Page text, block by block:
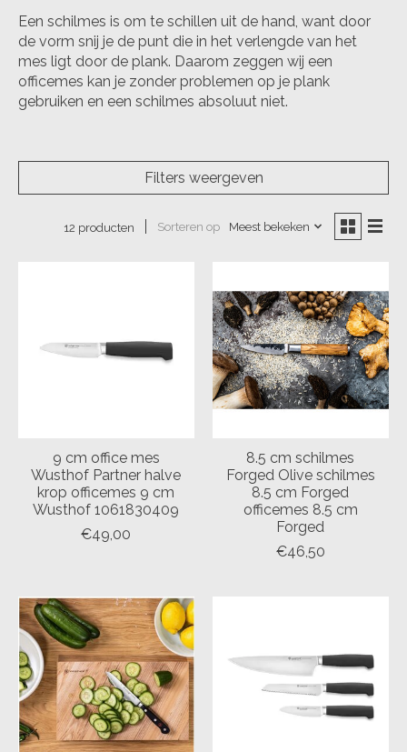
Een schilmes is om te schillen uit de hand, want door
de vorm snij je de punt die in het verlengde van het
mes ligt door de plank. Daarom zeggen wij een
officemes kan je zonder problemen op je plank
gebruiken en een schilmes absoluut niet.
Filters weergeven
12 producten Sorteren op Meest bekeken
9 cm office mes
Wusthof Partner halve
krop officemes 9 cm
Wusthof 1061830409
€49,00
8.5 cm schilmes
Forged Olive schilmes
8.5 cm Forged
officemes 8.5 cm
Forged
€46,50